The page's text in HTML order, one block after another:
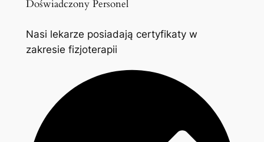
Doświadczony Personel
Nasi lekarze posiadają certyfikaty w
zakresie fizjoterapii